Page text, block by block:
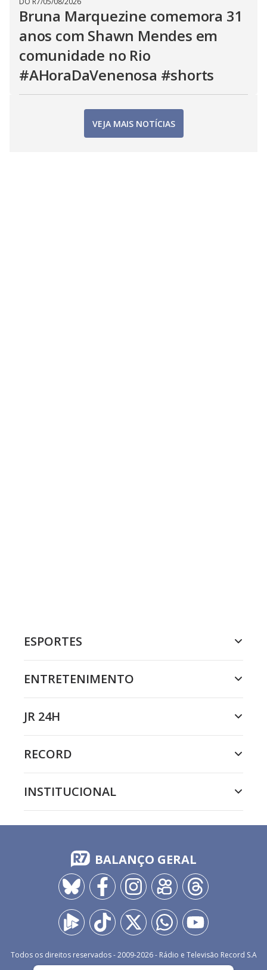
Bruna Marquezine comemora 31
anos com Shawn Mendes em
comunidade no Rio
#AHoraDaVenenosa #shorts
VEJA MAIS NOTÍCIAS
ESPORTES
ENTRETENIMENTO
JR 24H
RECORD
INSTITUCIONAL
BALANÇO GERAL
Todos os direitos reservados - 2009-2026- Rádio e Televisão Record S.A